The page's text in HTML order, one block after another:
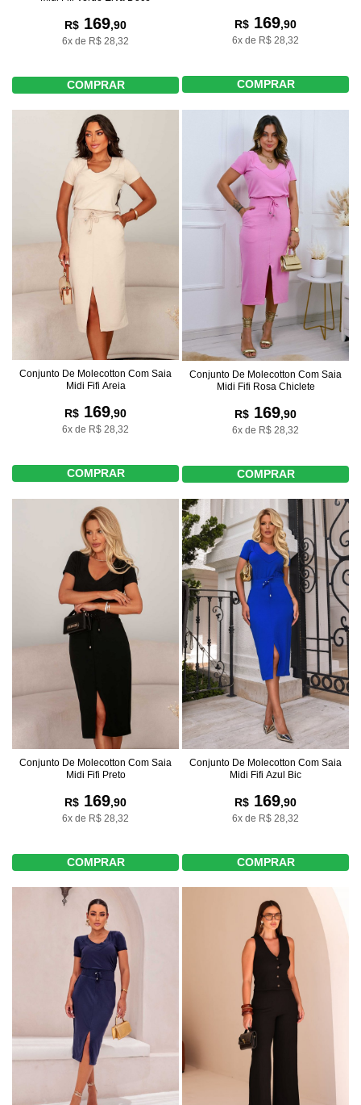
R$ 169,90
6x de R$ 28,32
COMPRAR
R$ 169,90
6x de R$ 28,32
COMPRAR
Conjunto De Molecotton Com Saia
Midi Fifi Areia
R$ 169,90
6x de R$ 28,32
COMPRAR
Conjunto De Molecotton Com Saia
Midi Fifi Rosa Chiclete
R$ 169,90
6x de R$ 28,32
COMPRAR
Conjunto De Molecotton Com Saia
Midi Fifi Preto
R$ 169,90
6x de R$ 28,32
COMPRAR
Conjunto De Molecotton Com Saia
Midi Fifi Azul Bic
R$ 169,90
6x de R$ 28,32
COMPRAR